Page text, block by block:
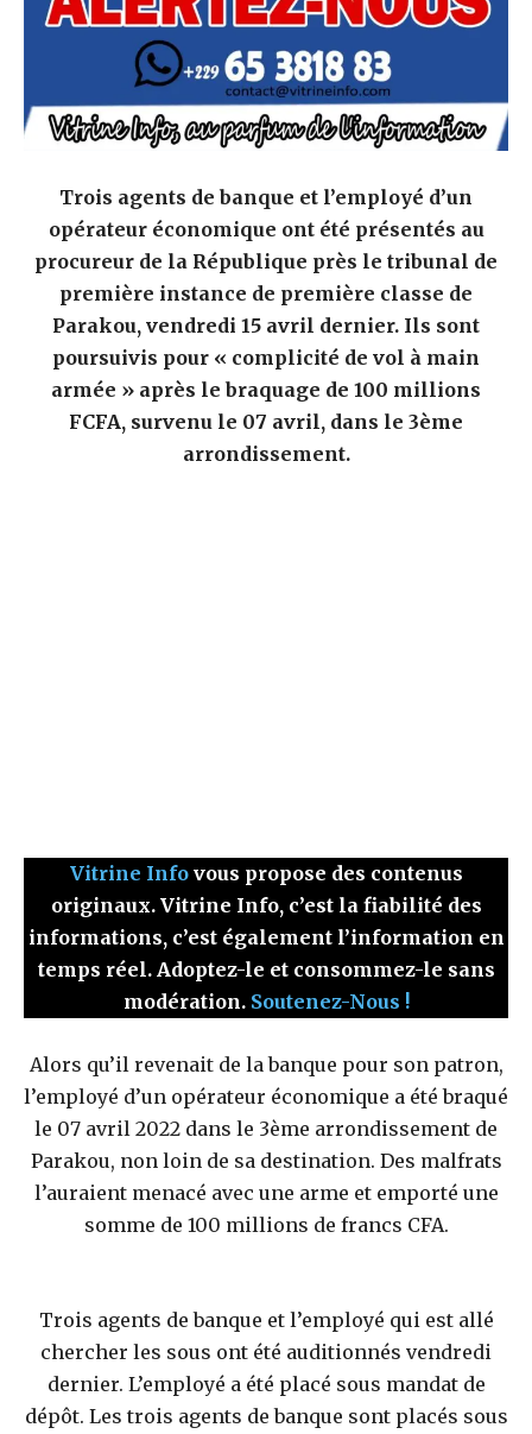
Trois agents de banque et l’employé d’un
opérateur économique ont été présentés au
procureur de la République près le tribunal de
première instance de première classe de
Parakou, vendredi 15 avril dernier. Ils sont
poursuivis pour « complicité de vol à main
armée » après le braquage de 100 millions
FCFA, survenu le 07 avril, dans le 3ème
arrondissement.
Vitrine Infovous propose des contenus
originaux. Vitrine Info, c’est la fiabilité des
informations, c’est également l’information en
temps réel. Adoptez-le et consommez-le sans
modération. Soutenez-Nous !
Alors qu’il revenait de la banque pour son patron,
l’employé d’un opérateur économique a été braqué
le 07 avril 2022 dans le 3ème arrondissement de
Parakou, non loin de sa destination. Des malfrats
l’auraient menacé avec une arme et emporté une
somme de 100 millions de francs CFA.
Trois agents de banque et l’employé qui est allé
chercher les sous ont été auditionnés vendredi
dernier. L’employé a été placé sous mandat de
dépôt. Les trois agents de banque sont placés sous